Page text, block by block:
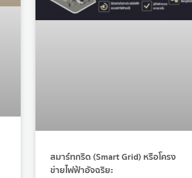
สมาร์ทกริด (Smart Grid) หรือโครง
ข่ายไฟฟ้าอัจฉริยะ